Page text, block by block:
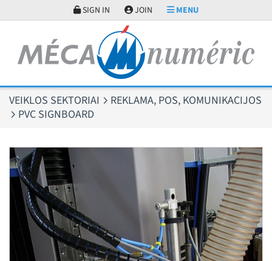
SIGN IN JOIN MENU
VEIKLOS SEKTORIAI
REKLAMA, POS, KOMUNIKACIJOS
PVC SIGNBOARD
Slapukų valdymo skydelis